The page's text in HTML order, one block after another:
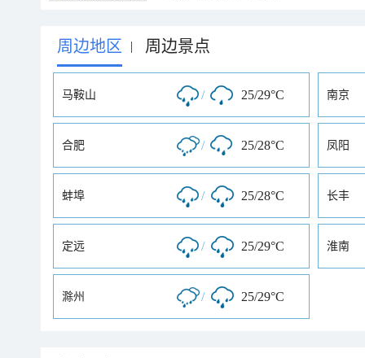
周边地区 | 周边景点
马鞍山 / 25/29°C 南京
合肥 / 25/28°C 凤阳
蚌埠 / 25/28°C 长丰
定远 / 25/29°C 淮南
滁州 / 25/29°C